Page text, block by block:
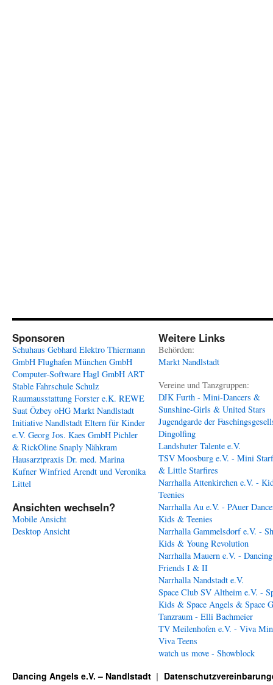
Sponsoren
Schuhaus Gebhard Elektro Thiermann
GmbH Flughafen München GmbH
Computer-Software Hagl GmbH ART
Stable Fahrschule Schulz
Raumausstattung Forster e.K. REWE
Suat Özbey oHG Markt Nandlstadt
Initiative Nandlstadt Eltern für Kinder
e.V. Georg Jos. Kaes GmbH Pichler
& RickOline Snaply Nähkram
Hausarztpraxis Dr. med. Marina
Kufner Winfried Arendt und Veronika
Littel
Ansichten wechseln?
Mobile Ansicht
Desktop Ansicht
Weitere Links
Behörden:
Markt Nandlstadt
Vereine und Tanzgruppen:
DJK Furth - Mini-Dancers &
Sunshine-Girls & United Stars
Jugendgarde der
Dingolfing
Landshuter Talente e.V.
TSV Moosburg e.V. - Mini
& Little Starfires
Narrhalla Attenkirchen e.V. -
Teenies
Narrhalla Au e.V. - PAuer
Kids & Teenies
Narrhalla Gammelsdorf e.V. -
Kids & Young Revolution
Narrhalla Mauern e.V. - Dancing
Friends I & II
Narrhalla Nandstadt e.V.
Space Club SV Altheim e.V. -
Kids & Space Angels & Space
Tanzraum - Elli Bachmeier
TV Meilenhofen e.V. - Viva
Viva Teens
watch us move - Showblock
Dancing Angels e.V. – Nandlstadt